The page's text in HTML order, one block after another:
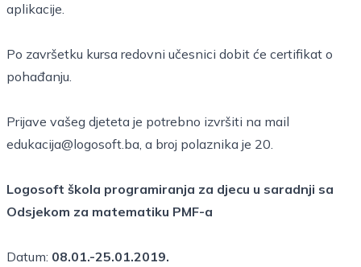
aplikacije.
Po završetku kursa redovni učesnici dobit će certifikat o
pohađanju.
Prijave vašeg djeteta je potrebno izvršiti na mail
edukacija@logosoft.ba, a broj polaznika je 20.
Logosoft škola programiranja za djecu u saradnji sa
Odsjekom za matematiku PMF-a
Datum: 08.01.-25.01.2019.